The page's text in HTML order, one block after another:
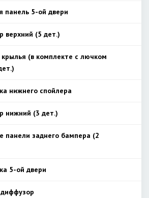
панель 5-ой двери
верхний (5 дет.)
крылья (в комплекте с лючком
нижнего спойлера
нижний (3 дет.)
панели заднего бампера (2
5-ой двери